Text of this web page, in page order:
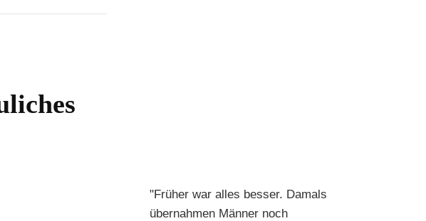
"Früher war alles besser. Damals
übernahmen Männer noch